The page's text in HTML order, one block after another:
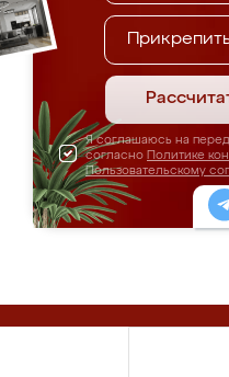
Я соглашаюсь на
согласно Политике
Пользовательскому